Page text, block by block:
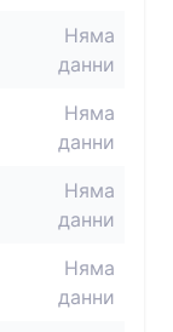
Няма
данни
Няма
данни
Няма
данни
Няма
данни